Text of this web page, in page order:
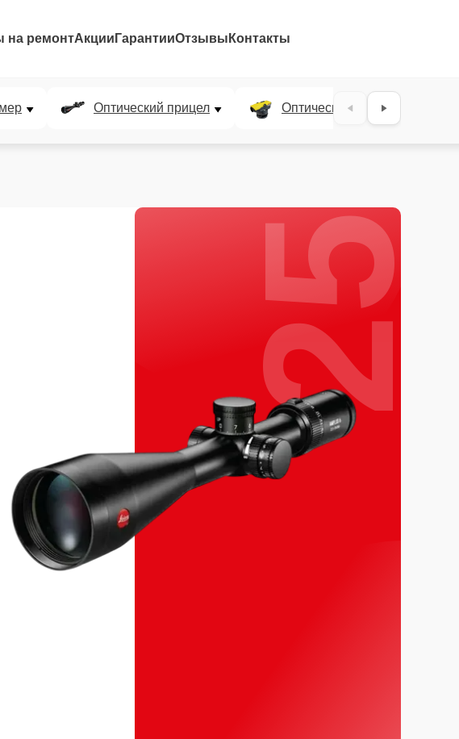
на ремонтАкции ГарантииОтзывы Контакты
Оптический прицел Оптический нивелир
25%